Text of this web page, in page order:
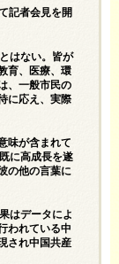
記者会見を開
はない。皆が
育、医療、環
、一般市民の
に応え、実際
味が含まれて
に高成長を遂
の他の言葉に
はデータによ
われている中
され中国共産